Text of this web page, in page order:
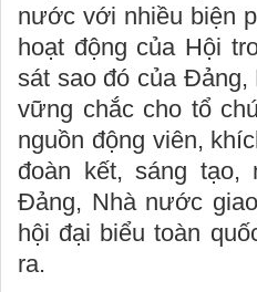
nước với nhiều biện
hoạt động của Hội
sát sao đó của
vững chắc cho tổ
nguồn động viên,
đoàn kết, sáng
Đảng, Nhà nước
hội đại biểu toàn
ra.